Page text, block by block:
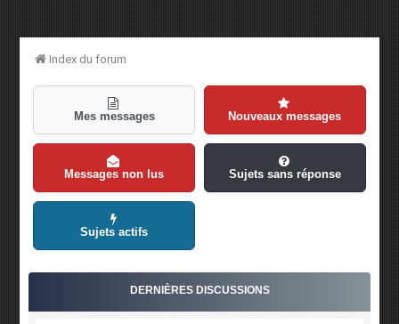
Index du forum
Mes messages Nouveaux messages
Messages non lus Sujets sans réponse
Sujets actifs
DERNIÈRES DISCUSSIONS